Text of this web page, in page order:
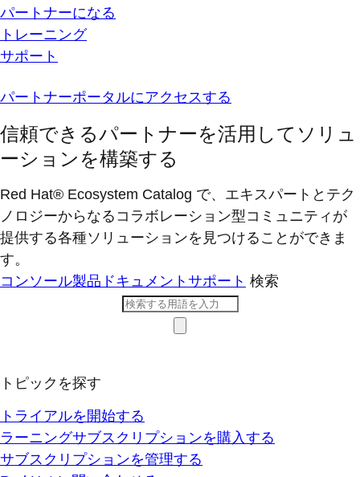
パートナーになる
トレーニング
サポート
パートナーポータルにアクセスする
信頼できるパートナーを活用してソリュ
ーションを構築する
Red Hat® Ecosystem Catalog で、エキスパートとテク
ノロジーからなるコラボレーション型コミ​ュニティが
提供する各種ソリューションを見つけることができま
す。
コンソール製品ドキュメント サポート 検索
トピックを探す
トライアルを開始する
ラーニングサブスクリプションを購入する
サブスクリプションを管理する